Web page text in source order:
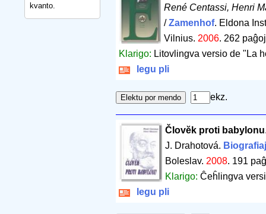
kvanto.
René Centassi, Henri
/Zamenhof. Eldona
Vilnius. 2006. 262 paĝoj
Klarigo: Litovlingva versio de "La
legu pli
ekz.
Človĕk proti babylonu
J. Drahotová. Biografiaj
Boleslav. 2008. 191
Klarigo: Ĉeĥlingva
legu pli